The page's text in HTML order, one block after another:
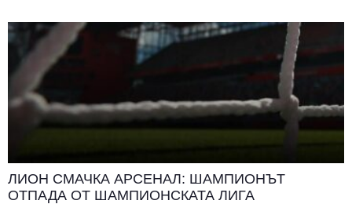
ЛИОН СМАЧКА АРСЕНАЛ: ШАМПИОНЪТ
ОТПАДА ОТ ШАМПИОНСКАТА ЛИГА